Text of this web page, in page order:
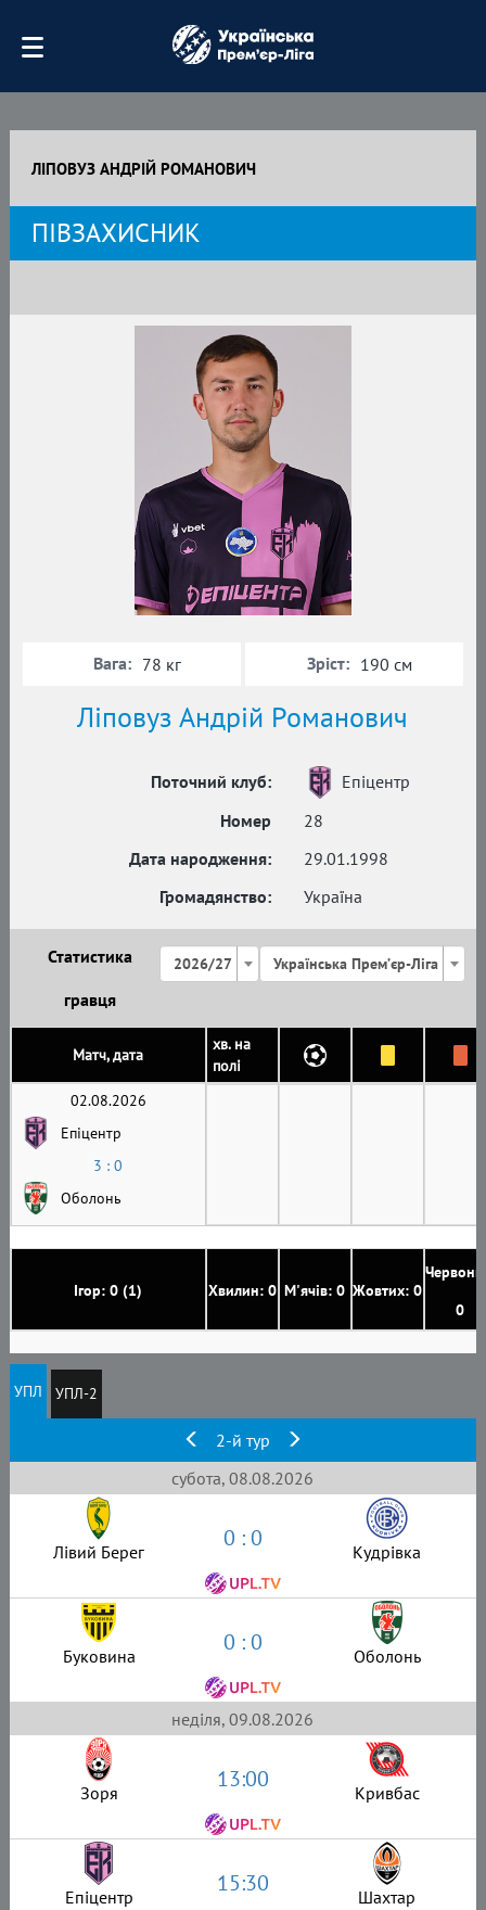
ЛІПОВУЗ АНДРІЙ РОМАНОВИЧ
ПІВЗАХИСНИК
Ліповуз Андрій Романович
Поточний клуб:
Епіцентр
Номер
28
Дата народження:
29.01.1998
Громадянство:
Україна
Вага: 78 кг Зріст: 190 см
Статистика
гравця
2026/27 Українська Премʼєр-Ліга
Матч, дата
хв. на
полі
Ігор: 0 (1) Хвилин: 0 М'ячів: 0 Жовтих: 0
0
02.08.2026
Епіцентр
3 : 0
Оболонь
УПЛ УПЛ-2
2-й тур
субота, 08.08.2026
Лівий Берег 0 : 0 Кудрівка
Буковина 0 : 0 Оболонь
неділя, 09.08.2026
Зоря 13:00 Кривбас
Епіцентр 15:30 Шахтар